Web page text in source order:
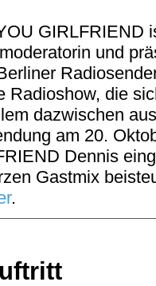
GIRLFRIEND
und
Radioshow, die
dazwischen
am 20.
Dennis
Gastmix
.